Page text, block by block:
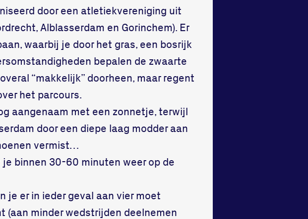
door een atletiekvereniging uit
Alblasserdam en Gorinchem). Er
waarbij je door het gras, een bosrijk
bepalen de zwaarte
“makkelijk” doorheen, maar regent
het parcours.
aangenaam met een zonnetje, terwijl
door een diepe laag modder aan
vermist…
je binnen 30-60 minuten weer op de
er in ieder geval aan vier moet
(aan minder wedstrijden deelnemen